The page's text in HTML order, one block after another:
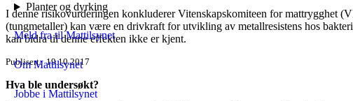
Planter og dyrking
Meld fra til Mattilsynet
Om Mattilsynet
Jobbe i Mattilsynet
I denne risikovurderingen konkluderer Vitenskapskomiteen for mattrygghet
(tungmetaller) kan være en drivkraft for utvikling av metallresistens hos
kan bidra til denne effekten ikke er kjent.
Publisert 19.10.2017
Hva ble undersøkt?